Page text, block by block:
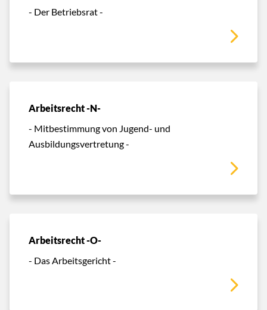
- Der Betriebsrat -
Arbeitsrecht -N-
- Mitbestimmung von Jugend- und
Ausbildungsvertretung -
Arbeitsrecht -O-
- Das Arbeitsgericht -